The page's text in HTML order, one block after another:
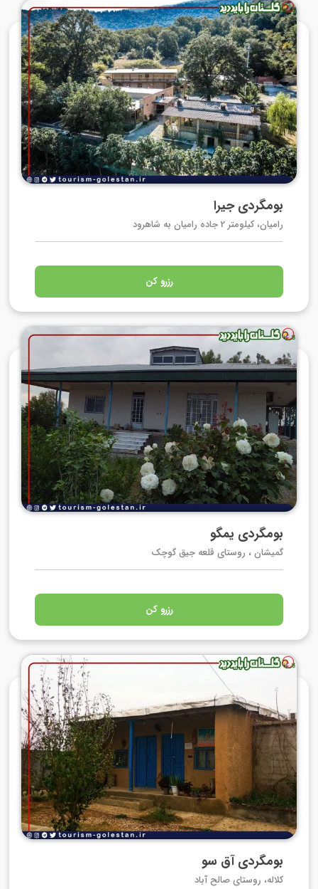
بومگردی جیرا
رامیان، کیلومتر 2 جاده رامیان به شاهرود
رزرو کن
بومگردی یمگو
گمیشان ، روستای قلعه جیق گوچک
رزرو کن
بومگردی آق سو
کلاله، روستای صالح آباد